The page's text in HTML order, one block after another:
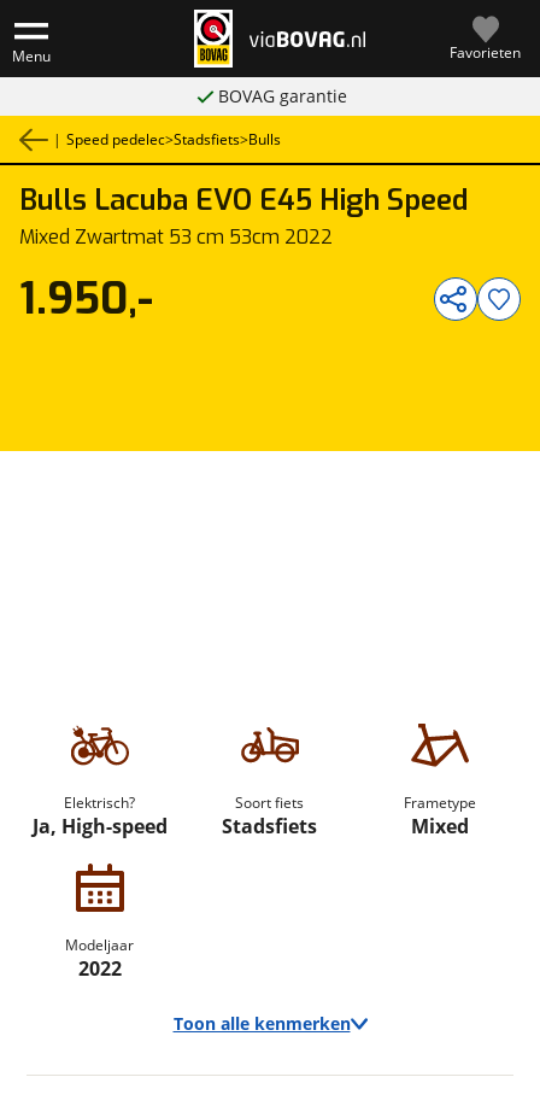
Menu Favorieten
BOVAG garantie
| Speed pedelec>Stadsfiets>Bulls
Bulls Lacuba EVO E45 High Speed
Mixed Zwartmat 53 cm 53cm 2022
1/1
Elektrisch?
Ja, High-speed
Soort fiets
Stadsfiets
Frametype
Mixed
Modeljaar
2022
Toon alle kenmerken
1.950,-